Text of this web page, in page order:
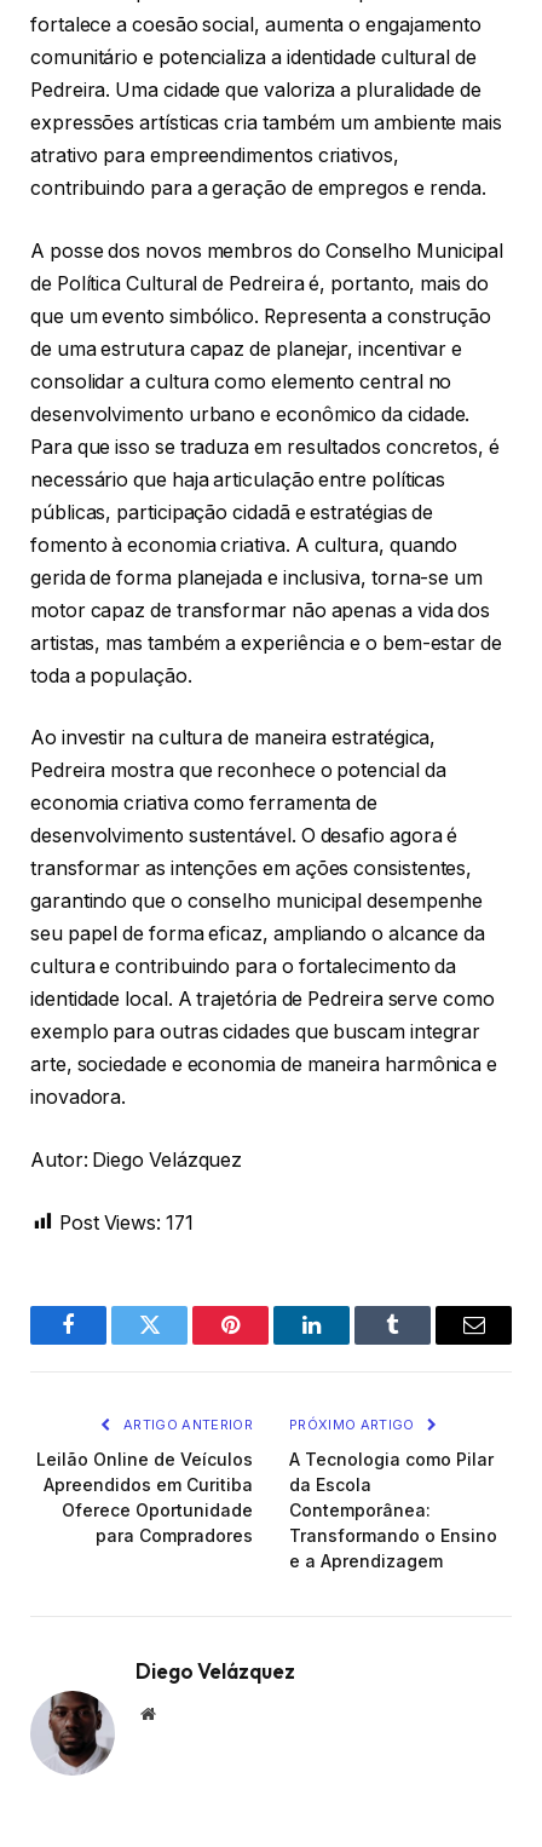
fortalece a coesão social, aumenta o engajamento
comunitário e potencializa a identidade cultural de
Pedreira. Uma cidade que valoriza a pluralidade de
expressões artísticas cria também um ambiente mais
atrativo para empreendimentos criativos,
contribuindo para a geração de empregos e renda.
A posse dos novos membros do Conselho Municipal
de Política Cultural de Pedreira é, portanto, mais do
que um evento simbólico. Representa a construção
de uma estrutura capaz de planejar, incentivar e
consolidar a cultura como elemento central no
desenvolvimento urbano e econômico da cidade.
Para que isso se traduza em resultados concretos, é
necessário que haja articulação entre políticas
públicas, participação cidadã e estratégias de
fomento à economia criativa. A cultura, quando
gerida de forma planejada e inclusiva, torna-se um
motor capaz de transformar não apenas a vida dos
artistas, mas também a experiência e o bem-estar de
toda a população.
Ao investir na cultura de maneira estratégica,
Pedreira mostra que reconhece o potencial da
economia criativa como ferramenta de
desenvolvimento sustentável. O desafio agora é
transformar as intenções em ações consistentes,
garantindo que o conselho municipal desempenhe
seu papel de forma eficaz, ampliando o alcance da
cultura e contribuindo para o fortalecimento da
identidade local. A trajetória de Pedreira serve como
exemplo para outras cidades que buscam integrar
arte, sociedade e economia de maneira harmônica e
inovadora.
Autor: Diego Velázquez
Post Views: 171
FacebookTwitter Pinterest LinkedInTumblr Email
ARTIGO ANTERIOR
Leilão Online de Veículos
Apreendidos em Curitiba
Oferece Oportunidade
para Compradores
PRÓXIMO ARTIGO
A Tecnologia como Pilar
da Escola
Contemporânea:
Transformando o Ensino
e a Aprendizagem
Diego Velázquez
Website